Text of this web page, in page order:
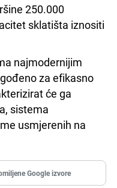
250.000
sklatišta iznositi
najmodernijim
za efikasno
će ga
sistema
usmjerenih na
Google izvore